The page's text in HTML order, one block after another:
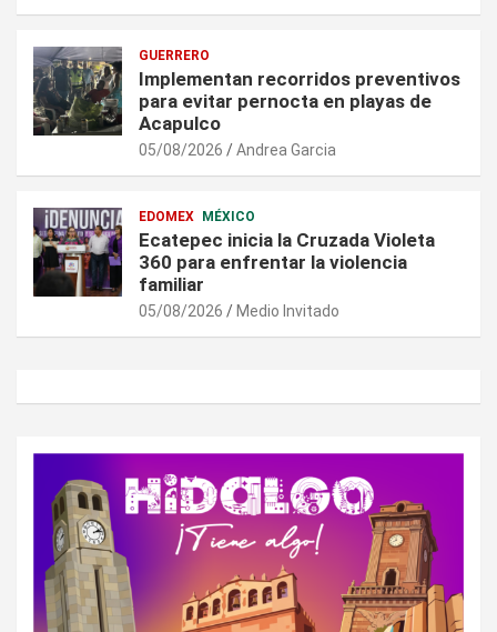
GUERRERO
Implementan recorridos preventivos
para evitar pernocta en playas de
Acapulco
05/08/2026 Andrea Garcia
EDOMEX MÉXICO
Ecatepec inicia la Cruzada Violeta
360 para enfrentar la violencia
familiar
05/08/2026 Medio Invitado